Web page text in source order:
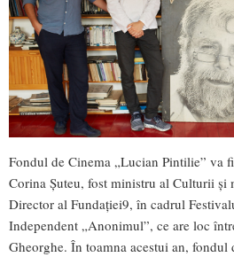
Fondul de Cinema „Lucian Pintilie” va
Corina Șuteu, fost ministru al Culturii și
Director al Fundației9, în cadrul
Independent „Anonimul”, ce are loc
Gheorghe. În toamna acestui an, fondul